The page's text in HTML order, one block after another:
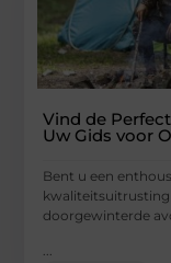
Vind de
Uw Gids voor
Bent u een
kwaliteitsuitrusting
doorgewinterde
...